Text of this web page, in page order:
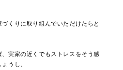
くりに取り組んでいただけたらと
実家の近くでもストレスをそう感
うし、